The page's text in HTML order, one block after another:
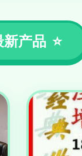
新产品